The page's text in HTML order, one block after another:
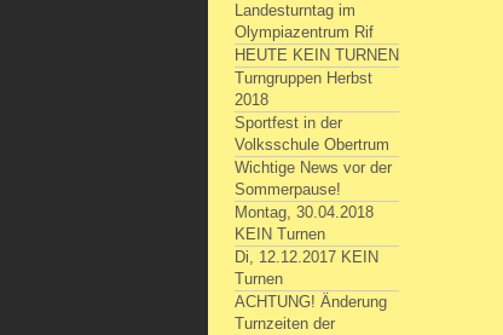
Landesturntag im
Olympiazentrum Rif
HEUTE KEIN TURNEN
Turngruppen Herbst
2018
Sportfest in der
Volksschule Obertrum
Wichtige News vor der
Sommerpause!
Montag, 30.04.2018
KEIN Turnen
Di, 12.12.2017 KEIN
Turnen
ACHTUNG! Änderung
Turnzeiten der